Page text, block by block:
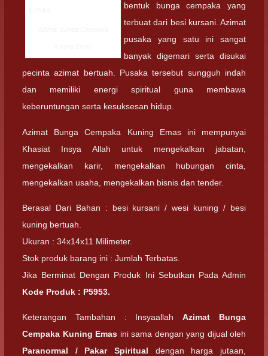
bentuk bunga cempaka yang
terbuat dari besi kursani. Azimat
pusaka yang satu ini sangat
banyak digemari serta disukai
pecinta azimat bertuah. Pusaka tersebut sungguh indah
dan memiliki energi spiritual guna membawa
keberuntungan serta kesuksesan hidup.
Azimat Bunga Cempaka Kuning Emas ini mempunyai
Khasiat Insya Allah untuk mengekalkan jabatan,
mengekalkan karir, mengekalkan hubungan cinta,
mengekalkan usaha, mengekalkan bisnis dan tender.
Berasal Dari Bahan : besi kursani / wesi kuning / besi
kuning bertuah.
Ukuran : 34x14x11 Milimeter.
Stok produk barang ini : Jumlah Terbatas.
Jika Berminat Dengan Produk Ini Sebutkan Pada Admin
Kode Produk : P5953.
Keterangan Tambahan : InsyaallahAzimat Bunga
Cempaka Kuning Emas ini sama dengan yang dijual oleh
Paranormal / Pakar Spiritual dengan harga jutaan,